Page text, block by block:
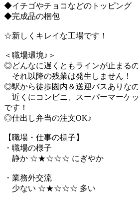
◆イチゴやチョコなどのトッピング
◆完成品の梱包
☆新しくキレイな工場です！
＜職場環境♪＞
◎どんなに遅くともラインが止まるの
それ以降の残業は発生しません！
◎駅から徒歩圏内＆送迎バスありな
近くにコンビニ、スーパーマーケ
です！
◎仕出し弁当の注文OK♪
【職場・仕事の様子】
・職場の様子
静か ☆★☆☆☆ にぎやか
・業務外交流
少ない ☆★☆☆☆ 多い